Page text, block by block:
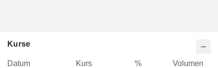
Kurse
Datum Kurs %
Volumen